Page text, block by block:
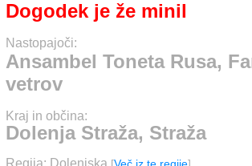
Dogodek je že minil
Nastopajoči:
Ansambel Toneta Rusa,
vetrov
Kraj in občina:
Dolenja Straža, Straža
Regija: Dolenjska